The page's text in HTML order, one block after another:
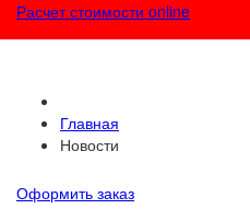
Расчет стоимости online
Главная
Новости
Оформить заказ